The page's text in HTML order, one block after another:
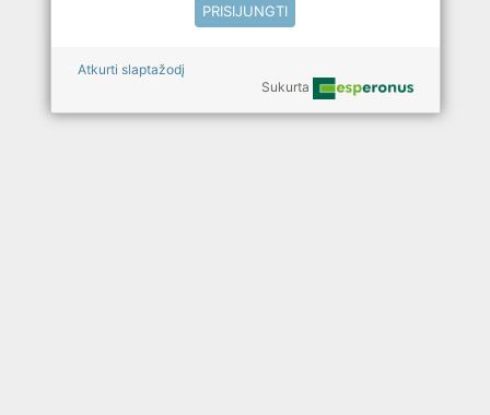
Atkurti slaptažodį
Sukurta